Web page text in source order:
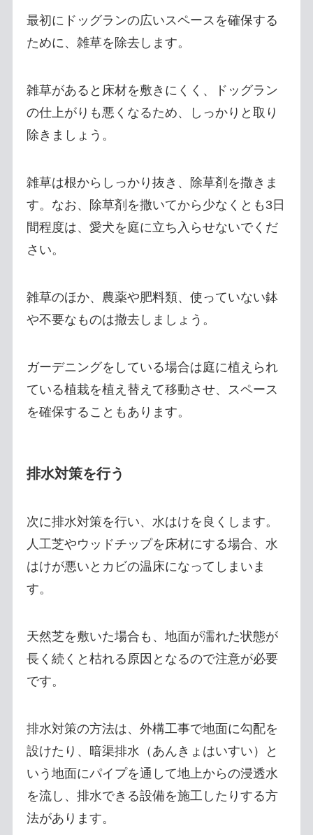
最初にドッグランの広いスペースを確保する
ために、雑草を除去します。
雑草があると床材を敷きにくく、ドッグラン
の仕上がりも悪くなるため、しっかりと取り
除きましょう。
雑草は根からしっかり抜き、除草剤を撒きま
す。なお、除草剤を撒いてから少なくとも3日
間程度は、愛犬を庭に立ち入らせないでくだ
さい。
雑草のほか、農薬や肥料類、使っていない鉢
や不要なものは撤去しましょう。
ガーデニングをしている場合は庭に植えられ
ている植栽を植え替えて移動させ、スペース
を確保することもあります。
排水対策を行う
次に排水対策を行い、水はけを良くします。
人工芝やウッドチップを床材にする場合、水
はけが悪いとカビの温床になってしまいま
す。
天然芝を敷いた場合も、地面が濡れた状態が
長く続くと枯れる原因となるので注意が必要
です。
排水対策の方法は、外構工事で地面に勾配を
設けたり、暗渠排水（あんきょはいすい）と
いう地面にパイプを通して地上からの浸透水
を流し、排水できる設備を施工したりする方
法があります。